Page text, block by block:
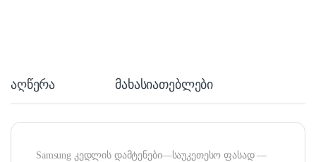
აღწერა მახასიათებლები
Samsung კედლის დამტენები—საუკეთესო ფასად —